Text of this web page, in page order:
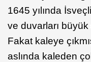
1645 yılında
ve duvarları büyük
Fakat kaleye
aslında kaleden